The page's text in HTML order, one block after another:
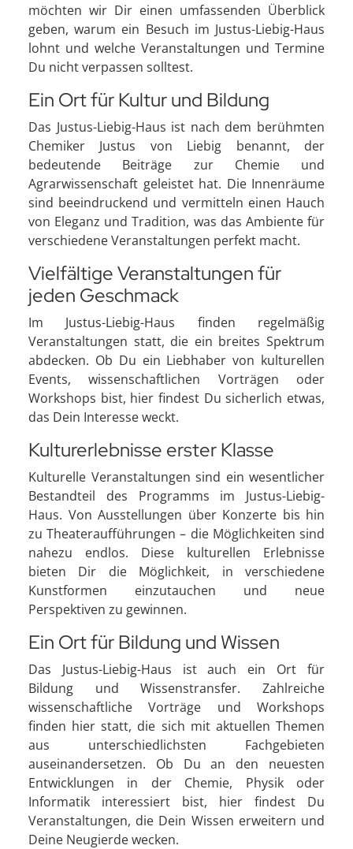
möchten wir Dir einen umfassenden Überblick
geben, warum ein Besuch im Justus-Liebig-Haus
lohnt und welche Veranstaltungen und Termine
Du nicht verpassen solltest.
Ein Ort für Kultur und Bildung
Das Justus-Liebig-Haus ist nach dem berühmten
Chemiker Justus von Liebig benannt, der
bedeutende Beiträge zur Chemie und
Agrarwissenschaft geleistet hat. Die Innenräume
sind beeindruckend und vermitteln einen Hauch
von Eleganz und Tradition, was das Ambiente für
verschiedene Veranstaltungen perfekt macht.
Vielfältige Veranstaltungen für
jeden Geschmack
Im Justus-Liebig-Haus finden regelmäßig
Veranstaltungen statt, die ein breites Spektrum
abdecken. Ob Du ein Liebhaber von kulturellen
Events, wissenschaftlichen Vorträgen oder
Workshops bist, hier findest Du sicherlich etwas,
das Dein Interesse weckt.
Kulturerlebnisse erster Klasse
Kulturelle Veranstaltungen sind ein wesentlicher
Bestandteil des Programms im Justus-Liebig-
Haus. Von Ausstellungen über Konzerte bis hin
zu Theateraufführungen – die Möglichkeiten sind
nahezu endlos. Diese kulturellen Erlebnisse
bieten Dir die Möglichkeit, in verschiedene
Kunstformen einzutauchen und neue
Perspektiven zu gewinnen.
Ein Ort für Bildung und Wissen
Das Justus-Liebig-Haus ist auch ein Ort für
Bildung und Wissenstransfer. Zahlreiche
wissenschaftliche Vorträge und Workshops
finden hier statt, die sich mit aktuellen Themen
aus unterschiedlichsten Fachgebieten
auseinandersetzen. Ob Du an den neuesten
Entwicklungen in der Chemie, Physik oder
Informatik interessiert bist, hier findest Du
Veranstaltungen, die Dein Wissen erweitern und
Deine Neugierde wecken.